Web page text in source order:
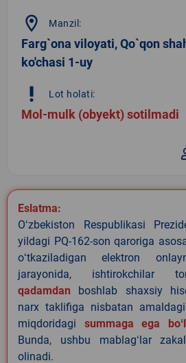
location_on Manzil:
Farg`ona viloyati, Qo`qon
ko'chasi 1-uy
priority_high Lot holati:
Mol-mulk (obyekt) sotilmadi
Eslatma:
Oʻzbekiston Respublikasi
yildagi PQ-162-son qaroriga
oʻtkaziladigan elektron
jarayonida, ishtirokchilar
qadamdan boshlab shaxsiy
narx taklifiga nisbatan
miqdoridagi summaga ega
Bunda, ushbu mablagʻlar
olinadi.